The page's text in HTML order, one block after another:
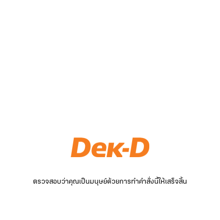
ตรวจสอบว่าคุณเป็นมนุษย์ด้วยการทำคำสั่งนี้ให้เสร็จสิ้น